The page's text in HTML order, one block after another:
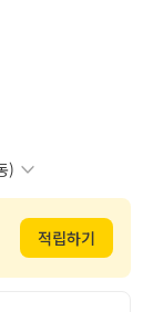
)
복사
적립하기